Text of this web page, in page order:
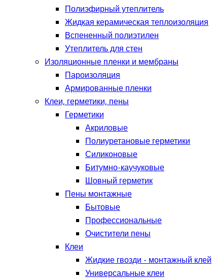
Полиэфирный утеплитель
Жидкая керамическая теплоизоляция
Вспененный полиэтилен
Утеплитель для стен
Изоляционные пленки и мембраны
Пароизоляция
Армированные пленки
Клеи, герметики, пены
Герметики
Акриловые
Полиуретановые герметики
Силиконовые
Битумно-каучуковые
Шовный герметик
Пены монтажные
Бытовые
Профессиональные
Очистители пены
Клеи
Жидкие гвозди - монтажный клей
Универсальные клеи